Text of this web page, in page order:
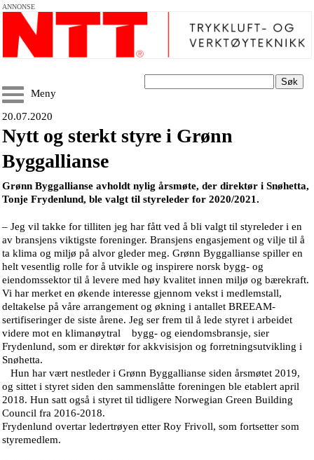
ANNONSE
Søk
Meny
20.07.2020
Nytt og sterkt styre i Grønn
Byggallianse
Grønn Byggallianse avholdt nylig årsmøte, der direktør i Snøhetta,
Tonje Frydenlund, ble valgt til styreleder for 2020/2021.
– Jeg vil takke for tilliten jeg har fått ved å bli valgt til styreleder i en
av bransjens viktigste foreninger. Bransjens engasjement og vilje til å
ta klima og miljø på alvor gleder meg. Grønn Byggallianse spiller en
helt vesentlig rolle for å utvikle og inspirere norsk bygg- og
eiendomssektor til å levere med høy kvalitet innen miljø og bærekraft.
Vi har merket en økende interesse gjennom vekst i medlemstall,
deltakelse på våre arrangement og økning i antallet BREEAM-
sertifiseringer de siste årene. Jeg ser frem til å lede styret i arbeidet
videre mot en klimanøytral bygg- og eiendomsbransje, sier
Frydenlund, som er direktør for akkvisisjon og forretningsutvikling i
Snøhetta.
Hun har vært nestleder i Grønn Byggallianse siden årsmøtet 2019,
og sittet i styret siden den sammenslåtte foreningen ble etablert april
2018. Hun satt også i styret til tidligere Norwegian Green Building
Council fra 2016-2018.
Frydenlund overtar ledertrøyen etter Roy Frivoll, som fortsetter som
styremedlem.